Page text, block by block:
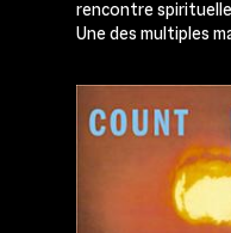
rencontre
Une des multiples